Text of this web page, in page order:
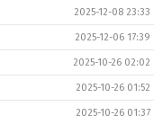
2025-12-08 23:33
2025-12-06 17:39
2025-10-26 02:02
2025-10-26 01:52
2025-10-26 01:37